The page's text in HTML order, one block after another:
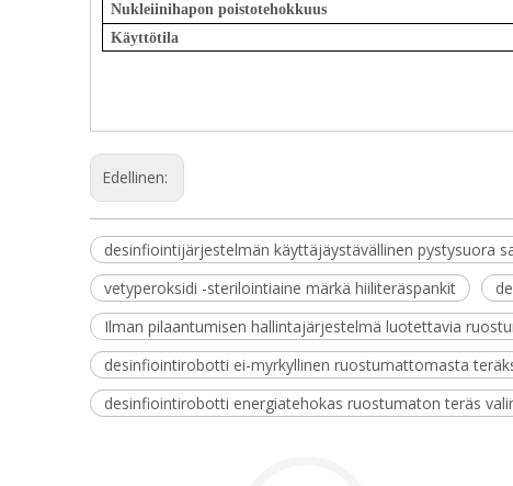
Nukleiinihapon poistotehokkuus
Käyttötila
Edellinen:
desinfiointijärjestelmän käyttäjäystävällinen pystysuora
vetyperoksidi -sterilointiaine märkä hiiliteräspankit
Ilman pilaantumisen hallintajärjestelmä luotettavia
desinfiointirobotti ei-myrkyllinen ruostumattomasta
desinfiointirobotti energiatehokas ruostumaton teräs